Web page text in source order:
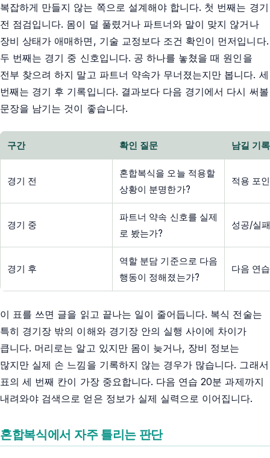
복잡하게 만들지 않는 쪽으로 설계해야 합니다. 첫 번째는 경기
전 점검입니다. 몸이 덜 풀렸거나 파트너와 말이 맞지 않거나
장비 상태가 애매하면, 기술 교정보다 조건 확인이 먼저입니다.
두 번째는 경기 중 신호입니다. 공 하나를 놓쳤을 때 원인을
전부 찾으려 하지 말고 파트너 약속가 무너졌는지만 봅니다. 세
번째는 경기 후 기록입니다. 결과보다 다음 경기에서 다시 써볼
문장을 남기는 것이 좋습니다.
구간 확인 질문 남길 기록
경기 전
혼합복식을 오늘 적용할
상황이 분명한가?
적용 포
경기 중
파트너 약속 신호를 실제
로 봤는가?
성공/실
경기 후
역할 분담 기준으로 다음
행동이 정해졌는가?
다음 연
이 표를 쓰면 글을 읽고 끝나는 일이 줄어듭니다. 복식 전술는
특히 경기장 밖의 이해와 경기장 안의 실행 사이에 차이가
큽니다. 머리로는 알고 있지만 몸이 늦거나, 장비 정보는
많지만 실제 손 느낌을 기록하지 않는 경우가 많습니다. 그래서
표의 세 번째 칸이 가장 중요합니다. 다음 연습 20분 과제까지
내려와야 검색으로 얻은 정보가 실제 실력으로 이어집니다.
혼합복식에서 자주 틀리는 판단